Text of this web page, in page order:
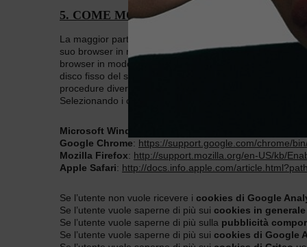
5. COME MODIFICARE LE
La maggior parte dei browser Internet sono
suo browser in modo da accettare tutti i cookies, solo
browser in modo tale da essere avvisato ogni volta che
disco fisso del suo dispositivo i cookies raccolti. Se
procedure diverse per la gestione delle impostazioni.
Selezionando i collegamenti sottostanti l’utente può
Microsoft Windows Explorer
Google Chrome: https://support.google.com/chrome/
Mozilla Firefox: http://support.mozilla.org/en-US/kb/
Apple Safari: http://docs.info.apple.com/
Se l’utente non vuole ricevere i cookies di Google
Se l’utente vuole saperne di più sui cookies in generale
Se l’utente vuole saperne di più sulla pubblicità
Se l’utente vuole saperne di più sui cookies di Google